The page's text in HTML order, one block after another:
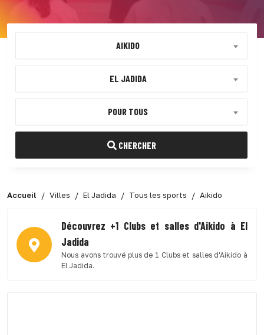
AIKIDO
EL JADIDA
POUR TOUS
CHERCHER
Accueil Villes El Jadida Tous les sports Aikido
Découvrez +1 Clubs et salles d'Aikido à El
Jadida
Nous avons trouvé plus de 1 Clubs et salles d'Aikido à
El Jadida.